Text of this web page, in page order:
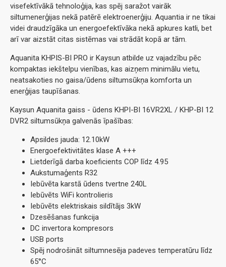
visefektīvākā tehnoloģija, kas spēj saražot vairāk
siltumenerģijas nekā patērē elektroenerģiju. Aquantia ir ne tikai
videi draudzīgāka un energoefektīvāka nekā apkures katli, bet
arī var aizstāt citas sistēmas vai strādāt kopā ar tām.
Aquanita KHPIS-BI PRO ir Kaysun atbilde uz vajadzību pēc
kompaktas iekštelpu vienības, kas aizņem minimālu vietu,
neatsakoties no gaisa/ūdens siltumsūkņa komforta un
enerģijas taupīšanas.
Kaysun Aquanita gaiss - ūdens KHPI-BI 16VR2XL / KHP-BI 12
DVR2 siltumsūkņa galvenās īpašības:
Apsildes jauda: 12.10kW
Energoefektivitātes klase A +++
Lietderīgā darba koeficients COP līdz 4.95
Aukstumaģents R32
Iebūvēta karstā ūdens tvertne 240L
Iebūvēts WiFi kontrolieris
Iebūvēts elektriskais sildītājs 3kW
Dzesēšanas funkcija
DC invertora kompresors
USB ports
Spēj nodrošināt siltumnesēja padeves temperatūru līdz
65°C